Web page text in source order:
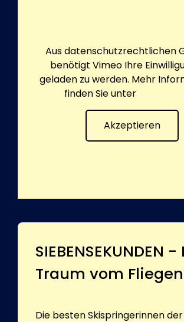
Aus datenschutzrechtlichen
benötigt Vimeo Ihre
geladen zu werden. Mehr
finden Sie unter
Akzeptieren
SIEBENSEKUNDEN -
Traum vom Fliegen
Die besten Skispringerinnen